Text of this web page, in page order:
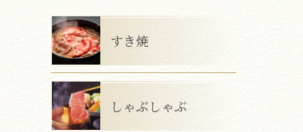
すき焼
しゃぶしゃぶ